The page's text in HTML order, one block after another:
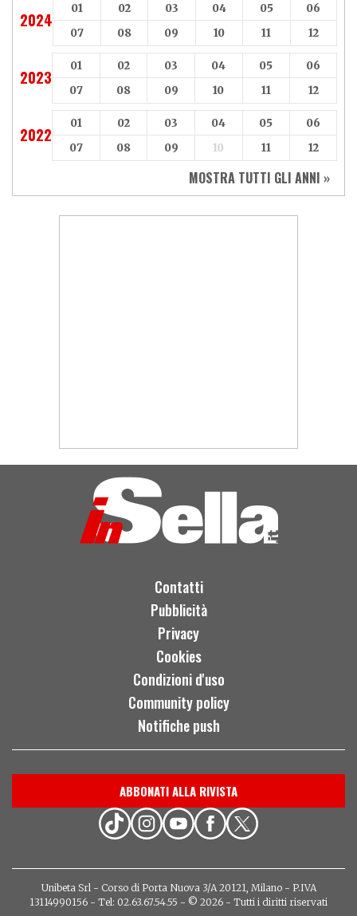
2024
01 02 03 04 05
06
07
08 09 10 11 12
2023
01 02 03 04 05
06
07
08 09 10 11 12
2022
01 02 03 04 05
06
07
08 09 10 11 12
MOSTRA TUTTI GLI ANNI »
Contatti
Pubblicità
Privacy
Cookies
Condizioni d'uso
Community policy
Notifiche push
ABBONATI ALLA RIVISTA
Unibeta Srl - Corso di Porta Nuova 3/A 20121, Milano - P.IVA
13114990156 - Tel: 02.63.67.54.55 - © 2026 - Tutti i diritti riservati